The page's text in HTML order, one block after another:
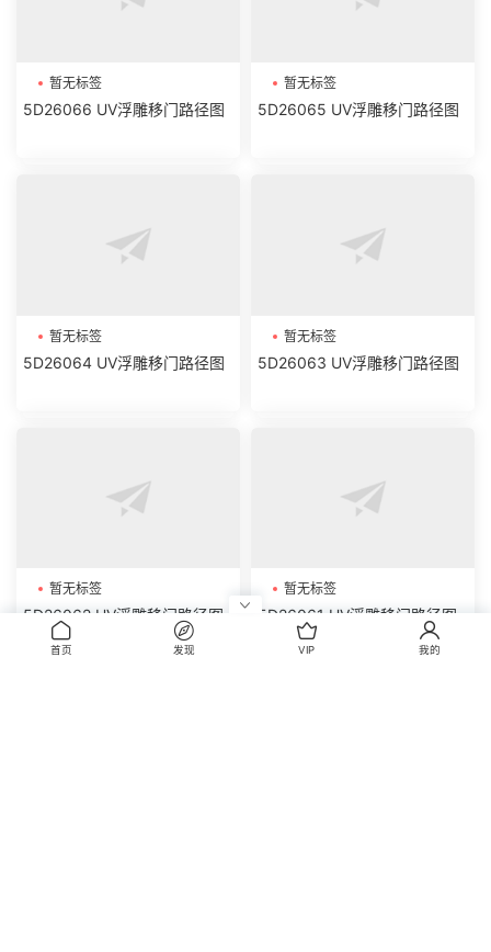
暂无标签
5D26066 UV浮雕移门路径图
暂无标签
5D26065 UV浮雕移门路径图
暂无标签
5D26064 UV浮雕移门路径图
暂无标签
5D26063 UV浮雕移门路径图
暂无标签
5D26062 UV浮雕移门路径图
暂无标签
5D26061 UV浮雕移门路径图
首页 发现 VIP 我的